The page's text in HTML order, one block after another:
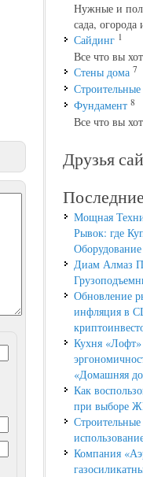
Нужные и
сада, огорода
Сайдинг 1
Все что вы
Стены дома 7
Фундамент 8
Все что вы
Друзья
Мощная
Рывок: где
Оборудование
Диам Алмаз
Обновление
инфляция в
Кухня
«Домашняя
Как
при выборе
Компания